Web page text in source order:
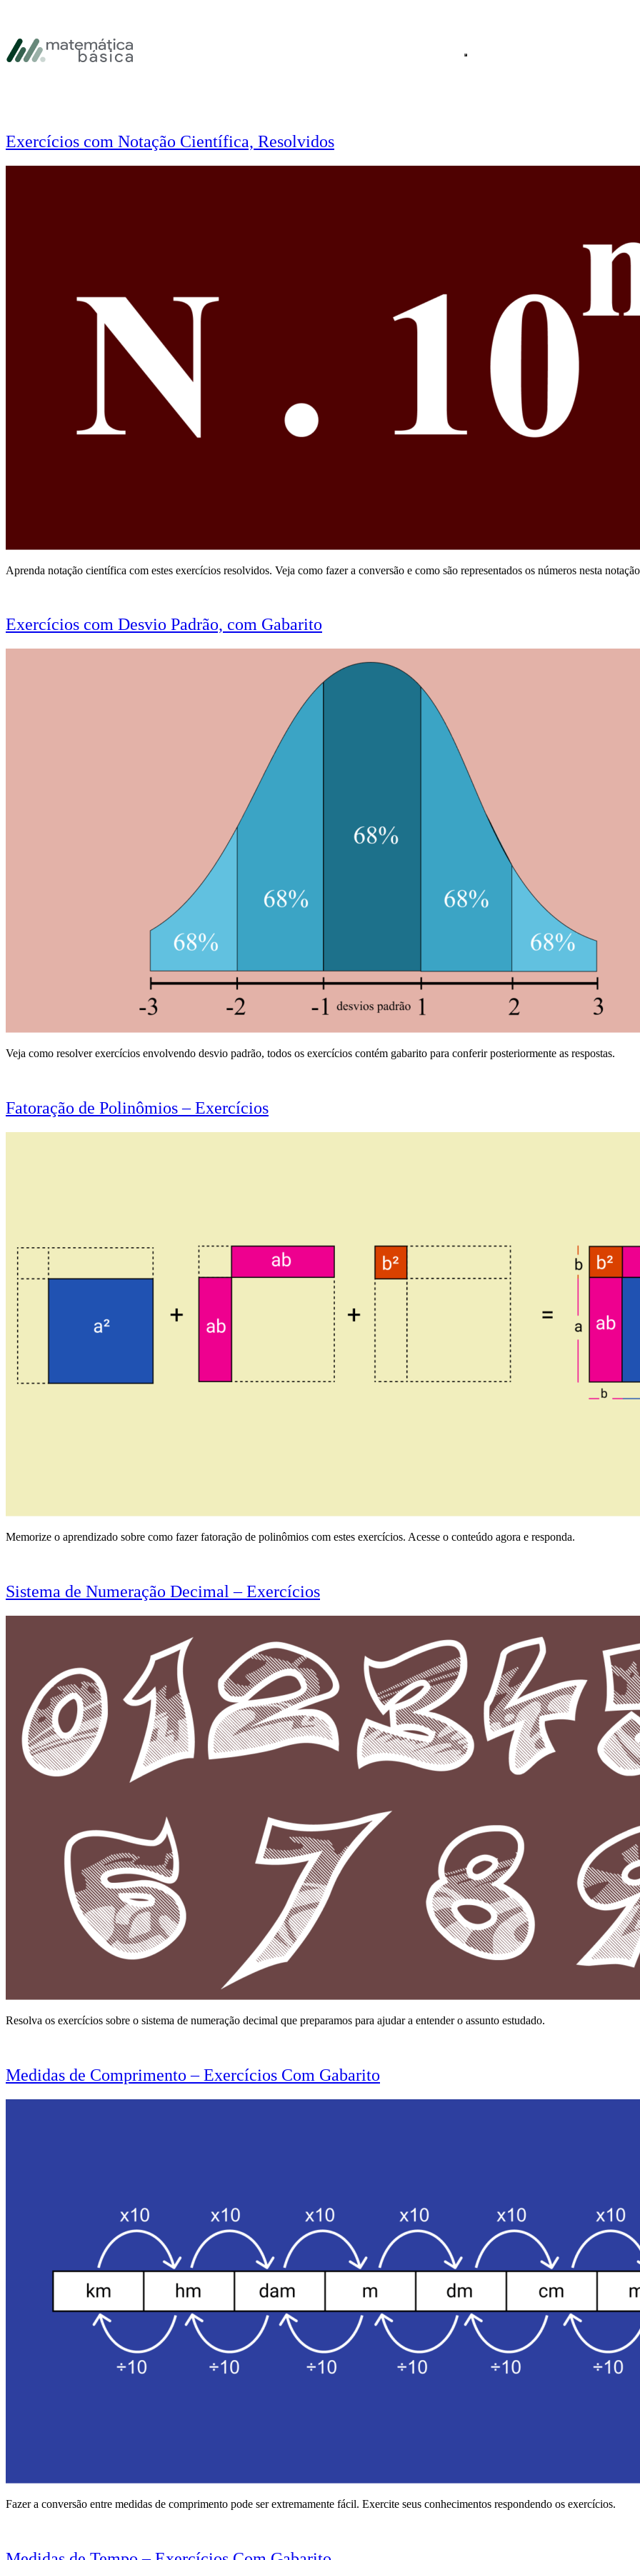
Pular Rodapé
Exercícios com Notação Científica, Resolvidos
Aprenda notação científica com estes exercícios resolvidos. Veja como fazer a conversão e como são representados os números nesta
Exercícios com Desvio Padrão, com Gabarito
Veja como resolver exercícios envolvendo desvio padrão, todos os exercícios contém gabarito para conferir posteriormente as respostas.
Fatoração de Polinômios – Exercícios
Memorize o aprendizado sobre como fazer fatoração de polinômios com estes exercícios. Acesse o conteúdo agora e responda.
Sistema de Numeração Decimal – Exercícios
Resolva os exercícios sobre o sistema de numeração decimal que preparamos para ajudar a entender o assunto estudado.
Medidas de Comprimento – Exercícios Com Gabarito
Fazer a conversão entre medidas de comprimento pode ser extremamente fácil. Exercite seus conhecimentos respondendo os exercícios.